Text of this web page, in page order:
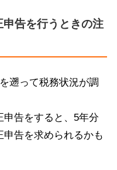
告を行うときの注
遡って税務状況が調
告をすると、 5年分
告を求められるかも